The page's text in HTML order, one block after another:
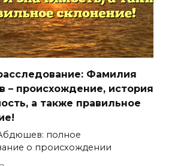
Фамилия
происхождение, история
а также правильное
полное
о происхождении